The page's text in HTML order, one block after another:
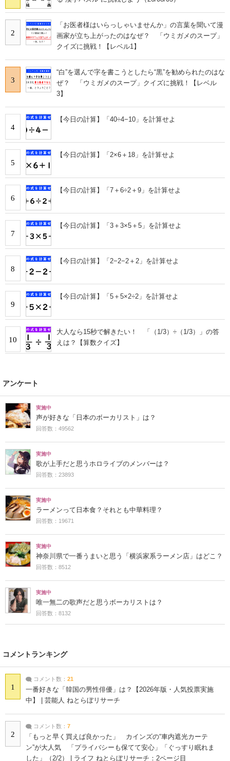
2
「お医者様はいらっしゃいませんか」の言葉を聞いて漫
画家が立ち上がったのはなぜ？ 「ウミガメのスープ」
クイズに挑戦！【レベル1】
3
“白”を選んで字を書こうとしたら“黒”を勧められたのはな
ぜ？ 「ウミガメのスープ」クイズに挑戦！【レベル
3】
4
【今日の計算】「40÷4−10」を計算せよ
5
【今日の計算】「2×6＋18」を計算せよ
6
【今日の計算】「7＋6÷2＋9」を計算せよ
7
【今日の計算】「3＋3×5＋5」を計算せよ
8
【今日の計算】「2−2−2＋2」を計算せよ
9
【今日の計算】「5＋5×2÷2」を計算せよ
10
大人なら15秒で解きたい！ 「（1/3）÷（1/3）」の答
えは？【算数クイズ】
アンケート
実施中
声が好きな「日本のボーカリスト」は？
回答数：49562
実施中
歌が上手だと思うホロライブのメンバーは？
回答数：23893
実施中
ラーメンって日本食？それとも中華料理？
回答数：19671
実施中
神奈川県で一番うまいと思う「横浜家系ラーメン店」はどこ？
回答数：8512
実施中
唯一無二の歌声だと思うボーカリストは？
回答数：8132
コメントランキング
1
コメント数： 21
一番好きな「韓国の男性俳優」は？【2026年版・人気投票実施
中】 | 芸能人 ねとらぼリサーチ
2
コメント数： 7
「もっと早く買えば良かった」 カインズの“車内遮光カーテ
ン”が大人気 「プライバシーも保てて安心」「ぐっすり眠れま
した」（2/2） | ライフ ねとらぼリサーチ：2ページ目